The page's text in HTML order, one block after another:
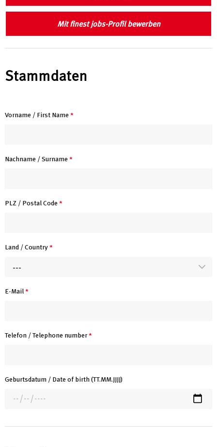
Mit finest jobs-Profil bewerben
Stammdaten
Vorname / First Name*
Nachname / Surname*
PLZ / Postal Code*
Land / Country*
---
E-Mail*
Telefon / Telephone number*
Geburtsdatum / Date of birth (TT.MM.JJJJ)